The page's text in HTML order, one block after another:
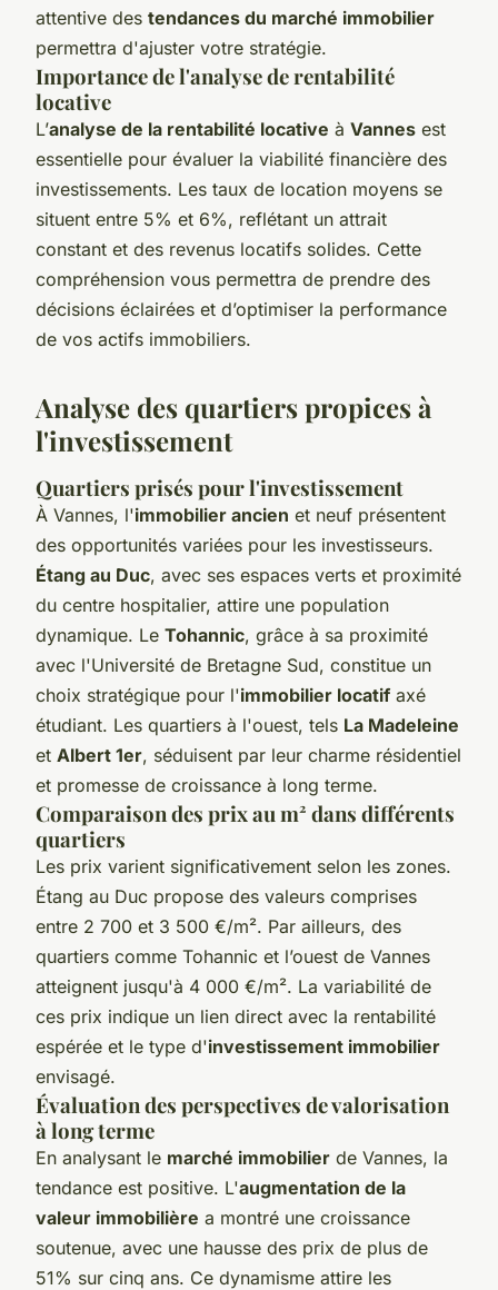
attentive des tendances du marché immobilier
permettra d'ajuster votre stratégie.
Importance de l'analyse de rentabilité
locative
L’analyse de la rentabilité locative à Vannes est
essentielle pour évaluer la viabilité financière des
investissements. Les taux de location moyens se
situent entre 5% et 6%, reflétant un attrait
constant et des revenus locatifs solides. Cette
compréhension vous permettra de prendre des
décisions éclairées et d’optimiser la performance
de vos actifs immobiliers.
Analyse des quartiers propices à
l'investissement
Quartiers prisés pour l'investissement
À Vannes, l'immobilier ancien et neuf présentent
des opportunités variées pour les investisseurs.
Étang au Duc, avec ses espaces verts et proximité
du centre hospitalier, attire une population
dynamique. Le Tohannic, grâce à sa proximité
avec l'Université de Bretagne Sud, constitue un
choix stratégique pour l'immobilier locatif axé
étudiant. Les quartiers à l'ouest, tels La Madeleine
et Albert 1er, séduisent par leur charme résidentiel
et promesse de croissance à long terme.
Comparaison des prix au m² dans différents
quartiers
Les prix varient significativement selon les zones.
Étang au Duc propose des valeurs comprises
entre 2 700 et 3 500 €/m². Par ailleurs, des
quartiers comme Tohannic et l’ouest de Vannes
atteignent jusqu'à 4 000 €/m². La variabilité de
ces prix indique un lien direct avec la rentabilité
espérée et le type d'investissement immobilier
envisagé.
Évaluation des perspectives de valorisation
à long terme
En analysant le marché immobilier de Vannes, la
tendance est positive. L'augmentation de la
valeur immobilière a montré une croissance
soutenue, avec une hausse des prix de plus de
51% sur cinq ans. Ce dynamisme attire les